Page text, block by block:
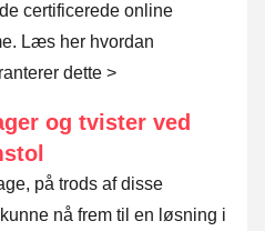
certificerede online
Læs her hvordan
dette >
og tvister ved
på trods af disse
nå frem til en løsning i